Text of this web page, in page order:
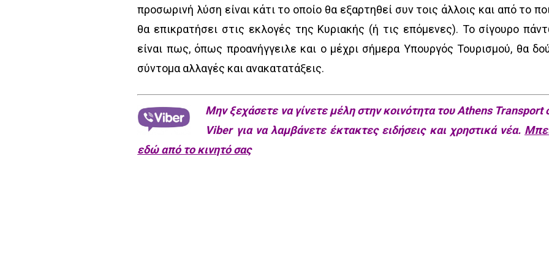
προσωρινή λύση είναι κάτι το οποίο θα εξαρτηθεί συν τοις άλλοις και από το
θα επικρατήσει στις εκλογές της Κυριακής (ή τις επόμενες). Το σίγουρο
είναι πως, όπως προανήγγειλε και ο μέχρι σήμερα Υπουργός Τουρισμού, θα
σύντομα αλλαγές και ανακατατάξεις.
Μην ξεχάσετε να γίνετε μέλη στην κοινότητα του Athens Transport
Viber για να λαμβάνετε έκτακτες ειδήσεις και χρηστικά νέα.
εδώ από το κινητό σας